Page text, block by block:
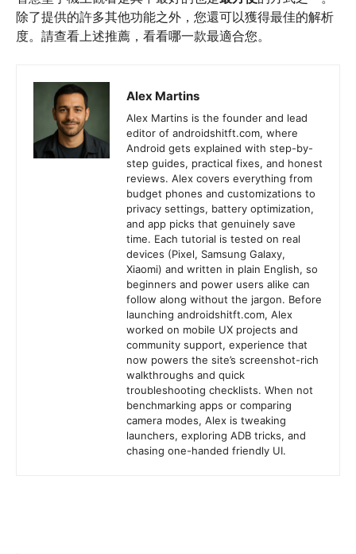
除了提供的許多其他功能之外，您還可以獲得最佳的解析
度。請查看上述推薦，看看哪一款最適合您。
Alex Martins
Alex Martins is the founder and lead
editor of androidshitft.com, where
Android gets explained with step-by-
step guides, practical fixes, and honest
reviews. Alex covers everything from
budget phones and customizations to
privacy settings, battery optimization,
and app picks that genuinely save
time. Each tutorial is tested on real
devices (Pixel, Samsung Galaxy,
Xiaomi) and written in plain English, so
beginners and power users alike can
follow along without the jargon. Before
launching androidshitft.com, Alex
worked on mobile UX projects and
community support, experience that
now powers the site’s screenshot-rich
walkthroughs and quick
troubleshooting checklists. When not
benchmarking apps or comparing
camera modes, Alex is tweaking
launchers, exploring ADB tricks, and
chasing one-handed friendly UI.